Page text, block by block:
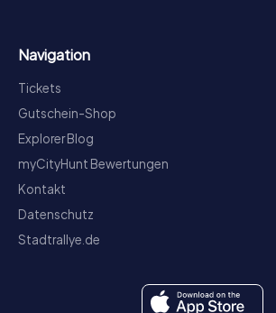
Navigation
Tickets
Gutschein-Shop
Explorer Blog
myCityHunt Bewertungen
Kontakt
Datenschutz
Stadtrallye.de